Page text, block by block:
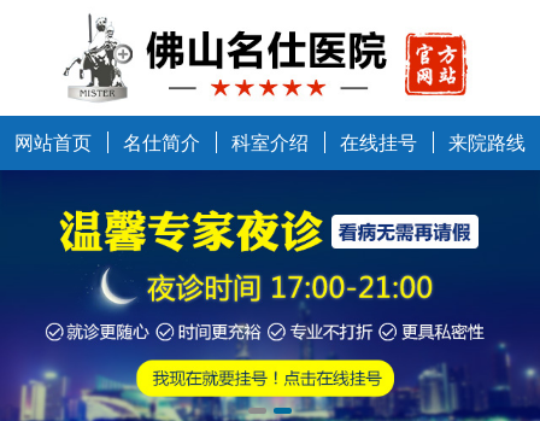
网站首页 名仕简介 科室介绍 在线挂号 来院路线
中国健康万里行走进佛山
5634 685 >